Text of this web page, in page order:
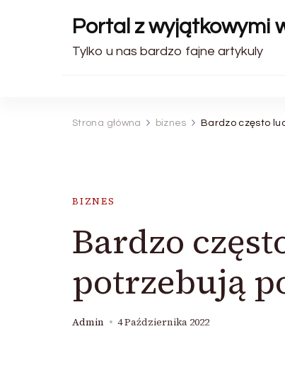
Portal z wyjątkowymi
Tylko u nas bardzo fajne artykuly
Strona główna biznes Bardzo często
BIZNES
Bardzo
potrzebują
Admin 4 Października 2022